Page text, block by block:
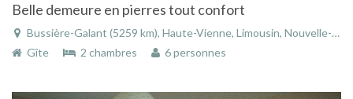
Belle demeure en pierres tout confort
Bussière-Galant (5259 km), Haute-Vienne, Limousin, Nouvelle-Aquitaine, France
Gîte
2 chambres 6 personnes